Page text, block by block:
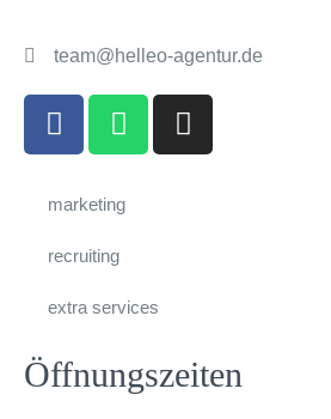
team@helleo-agentur.de
marketing
recruiting
extra services
Öffnungszeiten